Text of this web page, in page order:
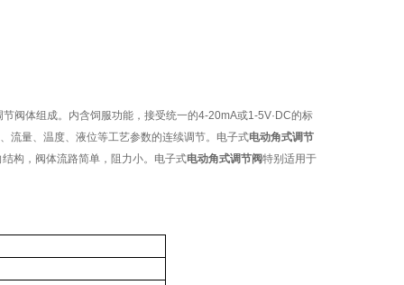
阀体组成。内含饲服功能，接受统一的4-20mA或1-5V·DC的标
流量、温度、液位等工艺参数的连续调节。电子式电动角式调节
构，阀体流路简单，阻力小。电子式电动角式调节阀特别适用于